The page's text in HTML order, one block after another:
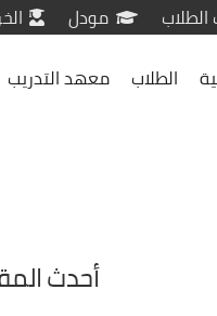
الطلاب مودل
الطلاب معهد التدريب
أحدث